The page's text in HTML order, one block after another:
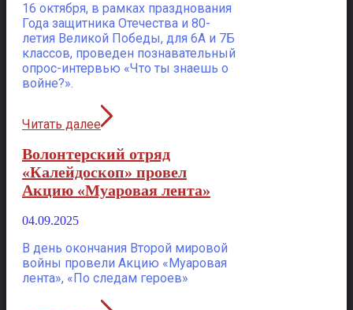
16 октября, в рамках празднования
Года защитника Отечества и 80-
летия Великой Победы, для 6А и 7Б
классов, проведен познавательный
опрос-интервью «Что ты знаешь о
войне?».
Читать далее
Волонтерский отряд
«Калейдоскоп» провел
Акцию «Муаровая лента»
04.09.2025
В день окончания Второй мировой
войны провели Акцию «Муаровая
лента», «По следам героев»